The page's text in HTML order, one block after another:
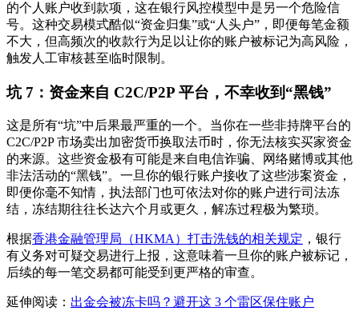
的个人账户收到款项，这在银行风控模型中是另一个危险信
号。这种交易模式酷似“资金归集”或“人头户”，即便每笔金额
不大，但高频次的收款行为足以让你的账户被标记为高风险，
触发人工审核甚至临时限制。
坑 7：资金来自 C2C/P2P 平台，不幸收到“黑钱”
这是所有“坑”中 后果最严重的一个。当你在一些非持牌平台的
C2C/P2P 市场卖出加密货币换取法币时，你无法核实买家资金
的来源。这些资金极有可能是来自电信诈骗、网络赌博或其他
非法活动的“黑钱”。一旦你的银行账户接收了这些涉案资金，
即便你毫不知情，执法部门也可依法对你的账户进行司法冻
结，冻结期往往长达六个月或更久，解冻过程极为繁琐。
根据香港金融管理局（HKMA）打击洗钱的相关规定 ，银行
有义务对可疑交易进行上报，这意味着一旦你的账户被标记，
后续的每一笔交易都可能受到更严格的审查。
延伸阅读： 出金会被冻卡吗？避开这 3 个雷区保住账户